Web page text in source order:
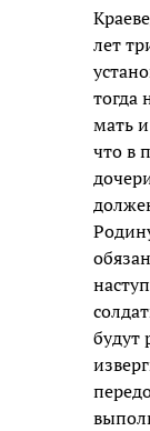
лет
тогда
мать
что в
будут